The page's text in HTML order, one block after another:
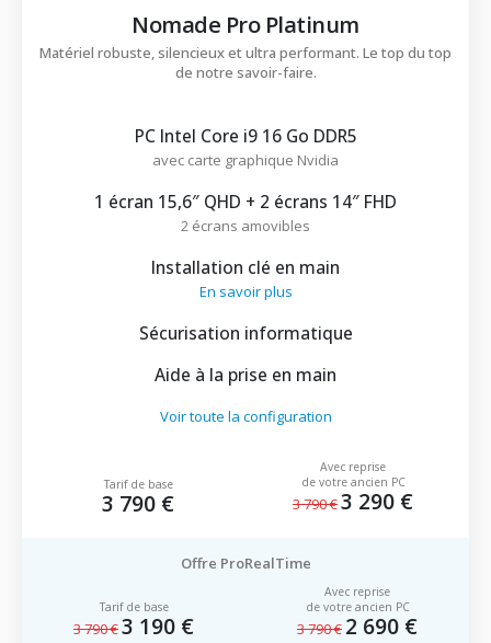
Nomade Pro Platinum
Matériel robuste, silencieux et ultra performant. Le top du top
de notre savoir-faire.
PC Intel Core i9 16 Go DDR5
avec carte graphique Nvidia
1 écran 15,6″ QHD + 2 écrans 14″ FHD
2 écrans amovibles
Installation clé en main
En savoir plus
Sécurisation informatique
Aide à la prise en main
Voir toute la configuration
Tarif de base
3 790 €
Avec reprise
de votre ancien PC
3 790 €3 290 €
Offre ProRealTime
Tarif de base
3 790 €3 190 €
Avec reprise
de votre ancien PC
3 790 € 2 690 €